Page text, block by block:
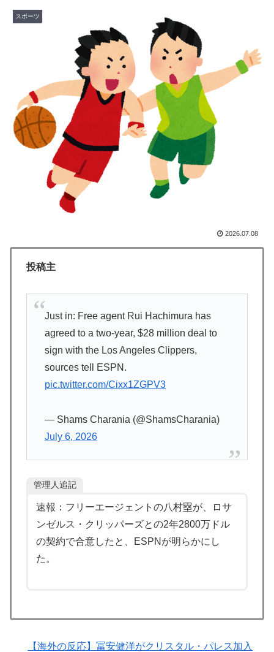
「レギュラーとして出れるとは思わない...
【海外の反応】冨安健洋がクリスタル・パレス加入へ
「アーセナルサポの好きなクラブで良かった」
海外「さすが日本！」日本の医療従事者の倫理観の高さ
に海外が超感動
▶
AI「物の使い方を真剣に間違えてる人間を生成してみた
ｗｗｗｗ」
▶ 【激震】韓国人「韓国サッカー協会、W杯・五輪で複数
回の性接待を行い審判を買収していたことが発覚…（ﾌﾞ
ﾙﾌﾞﾙ」＝韓国の反応
ガソリンスタンドで助けを求めた女性が連れ去られる瞬
韓国人「韓国サッカー協会W杯予選で外国人審判に性接
待したことが発覚！」
▶ 海外「日本なんて行くんじゃなかった…」 日本を知っ
事態に
【海外の反応】ネット上での中国のプロパガンダ工作っ
てどれくらいあるんだろうな → 「どこの国も同じよう
なことをやってるよな」「中国に関する情報はマジで両
極端なものしかない」
海外「うちは同じ日に二人とも不機嫌になるのは禁止。
ない結婚の話…？
国際的な小咄 読者投稿 （ゼンマイ式）手間を楽しむ妄
てしまったディズニー信者、帰国後『本家』に失望する
事態に
【激震】韓国人「韓国サッカー協会、W杯・五輪で複数
回の性接待を行い審判を買収していたことが発覚…（ﾌﾞ
ﾙﾌﾞﾙ」＝韓国の反応
国は監督の問題が大きい」「日本はもうどんなに精神勝
スポーツ
2026.07.08
投稿主
Just in: Free agent Rui Hachimura has
agreed to a two-year, $28 million deal to
sign with the Los Angeles Clippers,
sources tell ESPN.
pic.twitter.com/Cixx1ZGPV3
— Shams Charania (@ShamsCharania)
July 6, 2026
管理人追記
速報：フリーエージェントの八村塁が、ロサ
ンゼルス・クリッパーズとの2年2800万ドル
の契約で合意したと、ESPNが明らかにし
た。
【海外の反応】冨安健洋がクリスタル・パレス加入